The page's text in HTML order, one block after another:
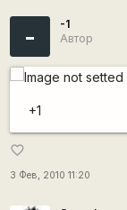
-
-1
Автор
+1
favorite_border
3 Фев, 2010 11:20